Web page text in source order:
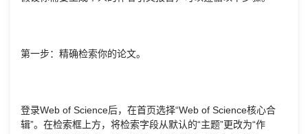
第一步：精确检索你的论文。
登录Web of Science后，在首页选择“Web of Science核心合
辑”。在检索框上方，将检索字段从默认的“主题”更改为“作